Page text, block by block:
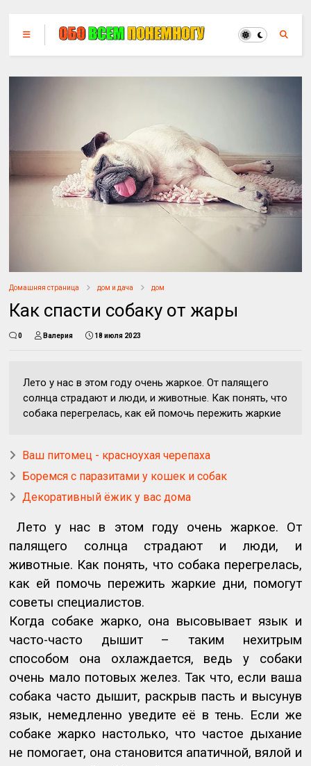
Домашняя страница дом и дача дом
Как спасти собаку от жары
0 Валерия 18 июля 2023
Лето у нас в этом году очень жаркое. От палящего
солнца страдают и люди, и животные. Как понять, что
собака перегрелась, как ей помочь пережить жаркие
Ваш питомец - красноухая черепаха
Боремся с паразитами у кошек и собак
Декоративный ёжик у вас дома
Лето у нас в этом году очень жаркое. От
палящего солнца страдают и люди, и
животные. Как понять, что собака перегрелась,
как ей помочь пережить жаркие дни, помогут
советы специалистов.
Когда собаке жарко, она высовывает язык и
часто-часто дышит – таким нехитрым
способом она охлаждается, ведь у собаки
очень мало потовых желез. Так что, если ваша
собака часто дышит, раскрыв пасть и высунув
язык, немедленно уведите её в тень. Если же
собаке жарко настолько, что частое дыхание
не помогает, она становится апатичной, вялой и